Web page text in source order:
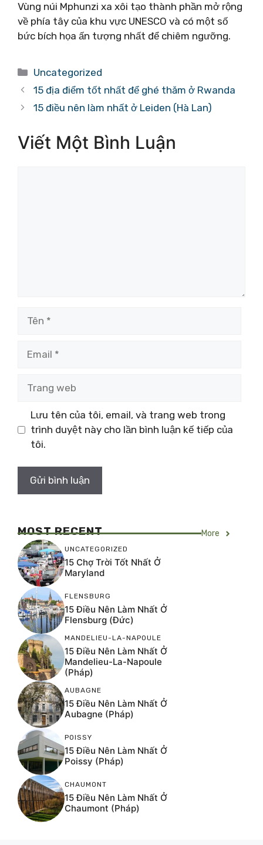
Vùng núi Mphunzi xa xôi tạo thành phần mở rộng
về phía tây của khu vực UNESCO và có một số
bức bích họa ấn tượng nhất để chiêm ngưỡng.
Danh
mục
Uncategorized
15 địa điểm tốt nhất để ghé thăm ở Rwanda
15 điều nên làm nhất ở Leiden (Hà Lan)
Viết Một Bình Luận
web
Lưu tên của tôi, email, và trang web trong
trình duyệt này cho lần bình luận kế tiếp của
tôi.
MOST RECENT More
UNCATEGORIZED
15 Chợ Trời Tốt Nhất Ở
Maryland
FLENSBURG
15 Điều Nên Làm Nhất Ở
Flensburg (Đức)
MANDELIEU-LA-NAPOULE
15 Điều Nên Làm Nhất Ở
Mandelieu-La-Napoule
(Pháp)
AUBAGNE
15 Điều Nên Làm Nhất Ở
Aubagne (Pháp)
POISSY
15 Điều Nên Làm Nhất Ở
Poissy (Pháp)
CHAUMONT
15 Điều Nên Làm Nhất Ở
Chaumont (Pháp)